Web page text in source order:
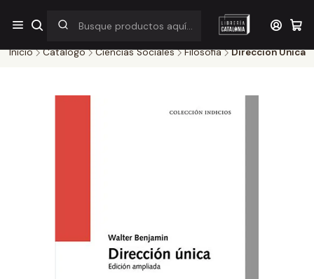
¡Por pocos días! Despacho a $1.000 en RM por compras sobre
$38.000
Inicio Catálogo Ciencias Sociales Filosofia Direccion Unica